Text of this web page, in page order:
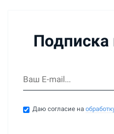
Подписка
Даю согласие на